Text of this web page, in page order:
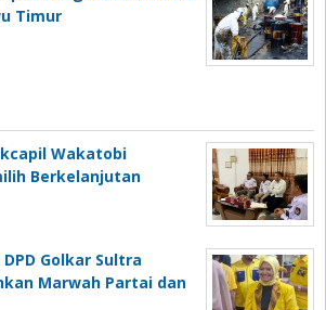
Timur
Wakatobi
Berkelanjutan
Golkar Sultra
Marwah Partai dan